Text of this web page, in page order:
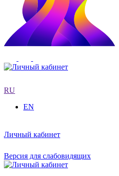
RU
EN
Личный кабинет
Версия для слабовидящих